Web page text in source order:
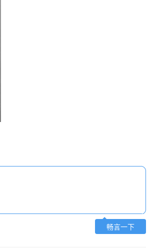
畅言一下